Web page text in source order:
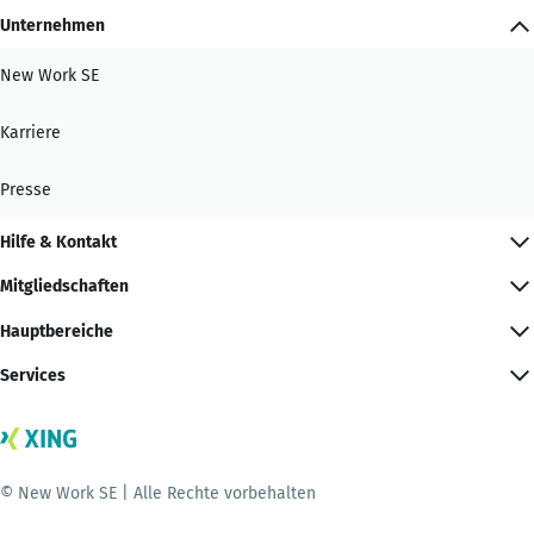
Unternehmen
New Work SE
Karriere
Presse
Hilfe & Kontakt
Mitgliedschaften
Hauptbereiche
Services
© New Work SE | Alle Rechte vorbehalten